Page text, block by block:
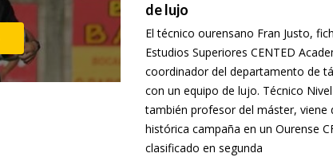
de lujo
El técnico ourensano Fran Justo,
Estudios Superiores CENTED
coordinador del departamento de
con un equipo de lujo. Técnico
también profesor del máster, viene
histórica campaña en un Ourense
clasificado en segunda